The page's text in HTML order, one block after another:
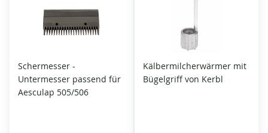
Schermesser -
Untermesser passend für
Aesculap 505/506
Kälbermilcherwärmer mit
Bügelgriff von Kerbl